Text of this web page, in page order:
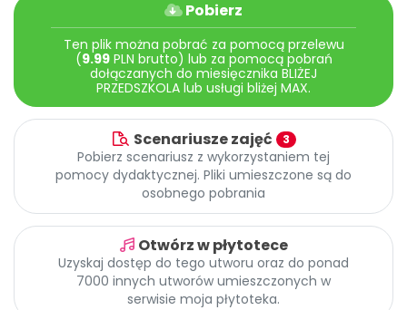
Archiwalne numery
Pomoc
Promocje
Pobierz
Ten plik można pobrać za pomocą przelewu
(9.99PLN brutto) lub za pomocą pobrań
dołączanych do miesięcznika BLIŻEJ
PRZEDSZKOLA lub usługi bliżej MAX.
Scenariusze zajęć 3
Pobierz scenariusz z wykorzystaniem tej
pomocy dydaktycznej. Pliki umieszczone są do
osobnego pobrania
Otwórz w płytotece
Uzyskaj dostęp do tego utworu oraz do ponad
7000 innych utworów umieszczonych w
serwisie moja płytoteka.